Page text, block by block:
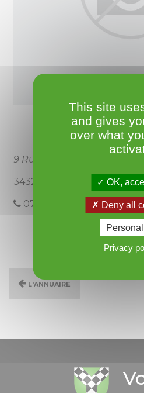
9 Rue Jeu de Ballon
34320 Roujan
07.66.74.77.55
L'annuaire
This site
and gives
over what
OK,
Deny all
Privacy